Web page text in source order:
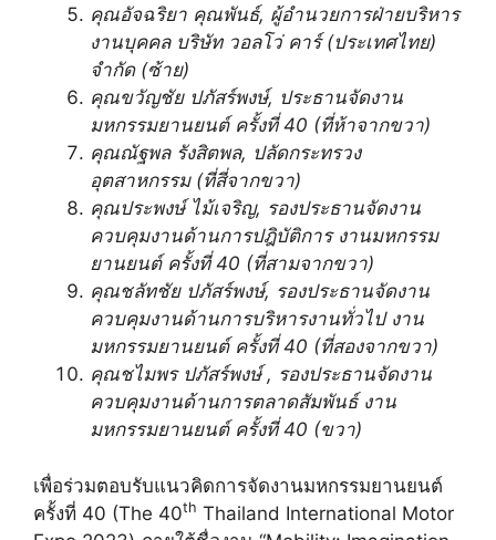
คุณอัจฉริยา คุณพันธ์, ผู้อำนวยการฝ่ายบริหาร
งานบุคคล บริษัท วอลโว่ คาร์ (ประเทศไทย)
จำกัด (ซ้าย)
คุณขวัญชัย ปภัสร์พงษ์, ประธานจัดงาน
มหกรรมยานยนต์ ครั้งที่ 40 (ที่ห้าจากขวา)
คุณณัฐพล รังสิตพล, ปลัดกระทรวง
อุตสาหกรรม (ที่สี่จากขวา)
คุณประพงษ์ ไม้เจริญ, รองประธานจัดงาน
ควบคุมงานด้านการปฎิบัติการ งานมหกรรม
ยานยนต์ ครั้งที่ 40 (ที่สามจากขวา)
คุณชลัทชัย ปภัสร์พงษ์, รองประธานจัดงาน
ควบคุมงานด้านการบริหารงานทั่วไป งาน
มหกรรมยานยนต์ ครั้งที่ 40 (ที่สองจากขวา)
คุณชไมพร ปภัสร์พงษ์, รองประธานจัดงาน
ควบคุมงานด้านการตลาดสัมพันธ์ งาน
มหกรรมยานยนต์ ครั้งที่ 40 (ขวา)
เพื่อร่วมตอบรับแนวคิดการจัดงานมหกรรมยานยนต์
ครั้งที่ 40 (The 40th Thailand International Motor